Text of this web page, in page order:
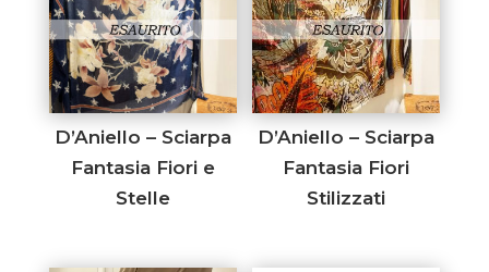
D’Aniello – Sciarpa
Fantasia Fiori e
Stelle
D’Aniello – Sciarpa
Fantasia Fiori
Stilizzati